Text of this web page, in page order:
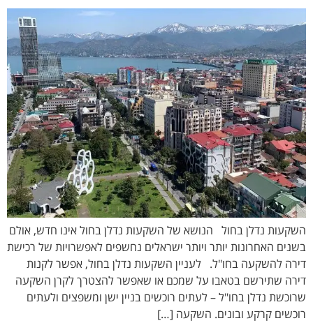
השקעות נדלן בחול הנושא של השקעות נדלן בחול אינו חדש, אולם
בשנים האחרונות יותר ויותר ישראלים נחשפים לאפשרויות של רכישת
דירה להשקעה בחו"ל. לעניין השקעות נדלן בחול, אפשר לקנות
דירה שתירשם בטאבו על שמכם או שאפשר להצטרך לקרן השקעה
שרוכשת נדלן בחו"ל – לעתים רוכשים בניין ישן ומשפצים ולעתים
רוכשים קרקע ובונים. השקעה […]